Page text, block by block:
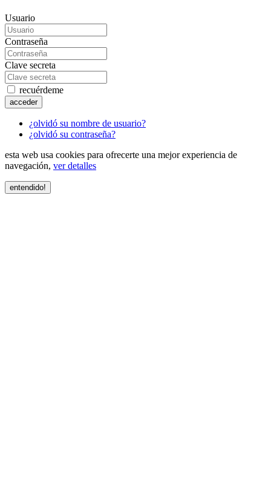
Usuario
Contraseña
Clave secreta
recuérdeme
acceder
¿olvidó su nombre de usuario?
¿olvidó su contraseña?
esta web usa cookies para ofrecerte una mejor experiencia de
navegación, ver detalles
entendido!